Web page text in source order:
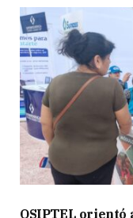
OSIPTEL orientó